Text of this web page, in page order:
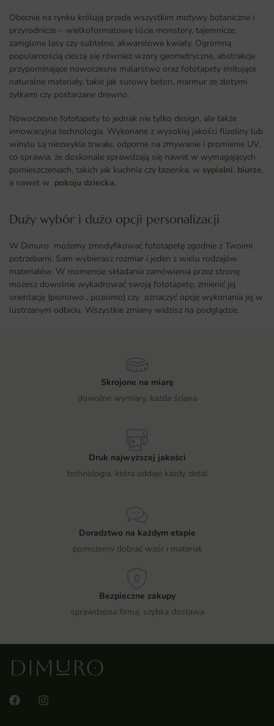
Obecnie na rynku królują przede wszystkim motywy botaniczne i
przyrodnicze – wielkoformatowe liście monstery, tajemnicze,
zamglone lasy czy subtelne, akwarelowe kwiaty. Ogromną
popularnością cieszą się również wzory geometryczne, abstrakcje
przypominające nowoczesne malarstwo oraz fototapety imitujące
naturalne materiały, takie jak surowy beton, marmur ze złotymi
żyłkami czy postarzane drewno.
Nowoczesne fototapety to jednak nie tylko design, ale także
innowacyjna technologia. Wykonane z wysokiej jakości flizeliny lub
winylu są niezwykle trwałe, odporne na zmywanie i promienie UV,
co sprawia, że doskonale sprawdzają się nawet w wymagających
pomieszczeniach, takich jak kuchnia czy łazienka, w sypialni, biurze,
a nawet w pokoju dziecka,
Duży wybór i dużo opcji personalizacji ​
W Dimuro możemy zmodyfikować fototapetę zgodnie z Twoimi
potrzebami. Sam wybierasz rozmiar i jeden z wielu rodzajów
materiałów. W momencie składania zamówienia przez stronę
możesz dowolnie wykadrować swoją fototapetę, zmienić jej
orientację (pionowo , poziomo) czy oznaczyć opcję wykonania jej w
lustrzanym odbiciu. Wszystkie zmiany widzisz na podglądzie.
Skrojone na miarę
dowolne wymiary, każda ściana
Druk najwyższej jakości
technologia, która oddaje każdy detal
Doradztwo na każdym etapie
pomożemy dobrać wzór i materiał
Bezpieczne zakupy
sprawdzona firma, szybka dostawa